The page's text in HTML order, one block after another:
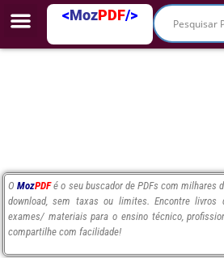
<MozPDF/>
OMozPDF é o seu buscador de PDFs com
download, sem taxas ou limites. Encontre livros
exames/ materiais para o ensino técnico,
compartilhe com facilidade!